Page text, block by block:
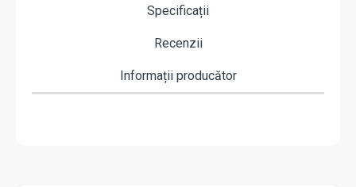
Specificații
Recenzii
Informații producător